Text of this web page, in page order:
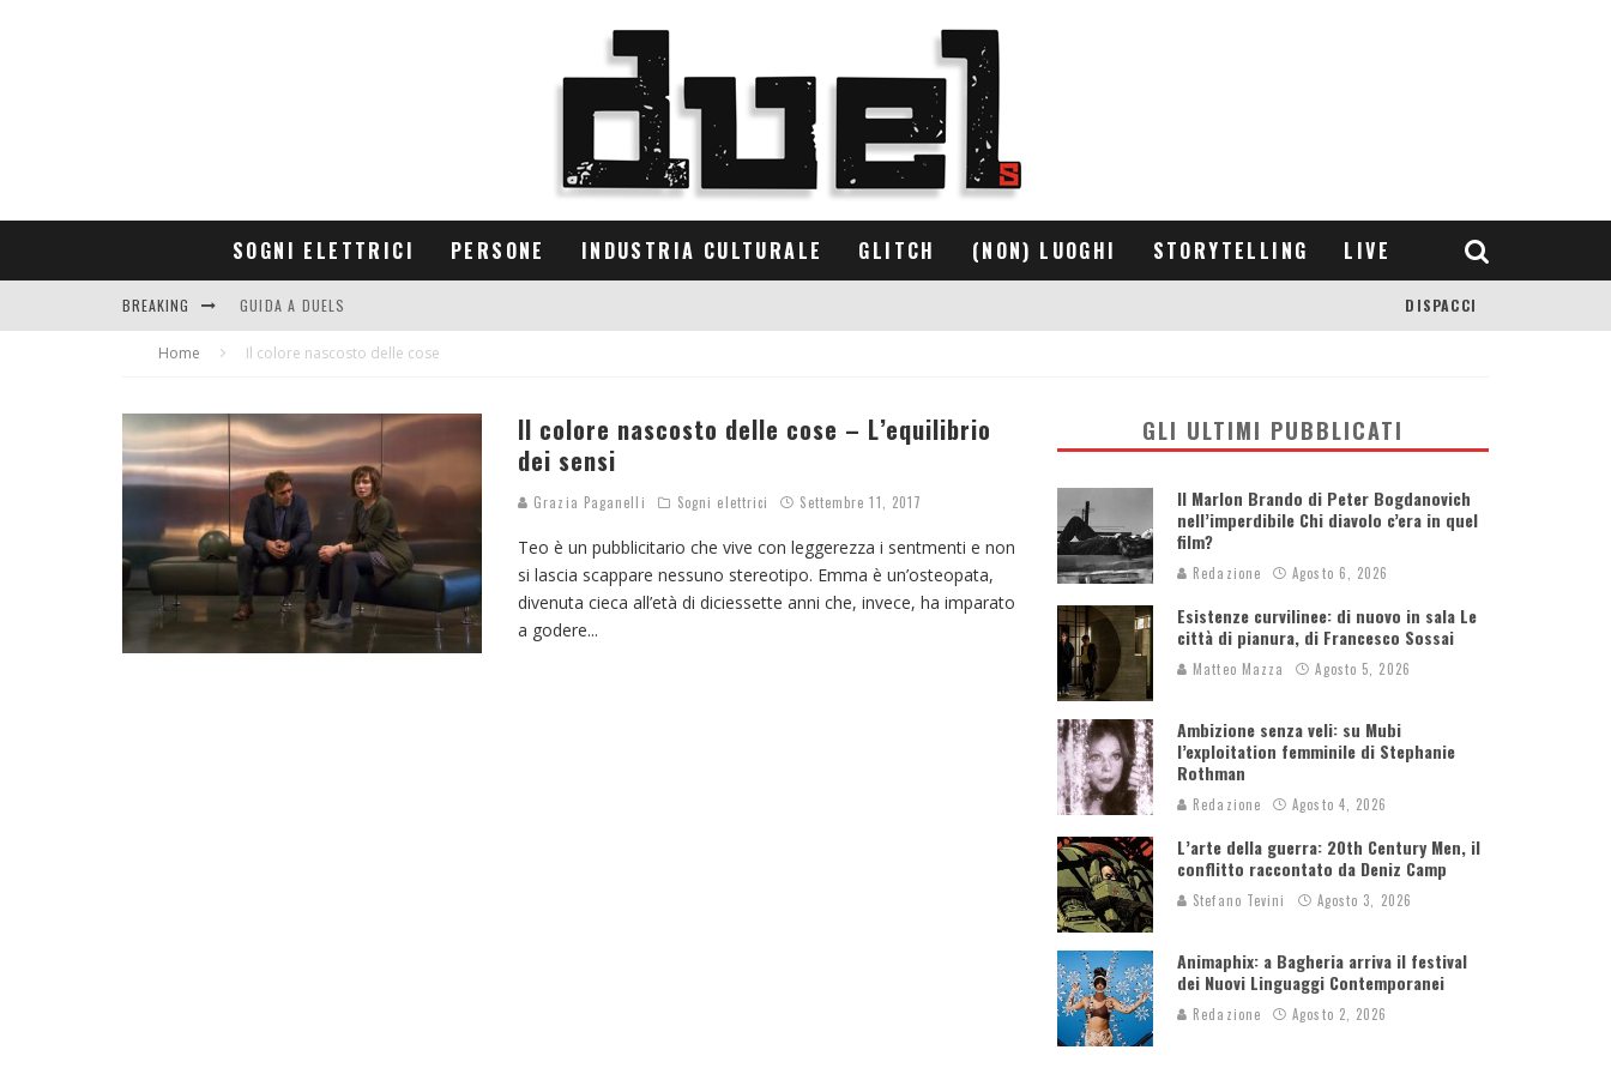
SOGNI ELETTRICI PERSONE INDUSTRIA CULTURALE GLITCH (NON) LUOGHI STORYTELLING LIVE
BREAKING GUIDA A DUELS
CONTRIBUTORS
DISPACCI
Home Il colore nascosto delle cose
Il colore nascosto delle cose – L’equilibrio
dei sensi
Grazia Paganelli Sogni elettrici Settembre 11, 2017
Teo è un pubblicitario che vive con leggerezza i sentmenti e non
si lascia scappare nessuno stereotipo. Emma è un’osteopata,
divenuta cieca all’età di diciessette anni che, invece, ha imparato
a godere...
GLI ULTIMI PUBBLICATI
Il Marlon Brando di Peter Bogdanovich
nell’imperdibile Chi diavolo c’era in quel
film?
Redazione Agosto 6, 2026
Esistenze curvilinee: di nuovo in sala Le
città di pianura, di Francesco Sossai
Matteo Mazza Agosto 5, 2026
Ambizione senza veli: su Mubi
l’exploitation femminile di Stephanie
Rothman
Redazione Agosto 4, 2026
L’arte della guerra: 20th Century Men, il
conflitto raccontato da Deniz Camp
Stefano Tevini Agosto 3, 2026
Animaphix: a Bagheria arriva il festival
dei Nuovi Linguaggi Contemporanei
Redazione Agosto 2, 2026